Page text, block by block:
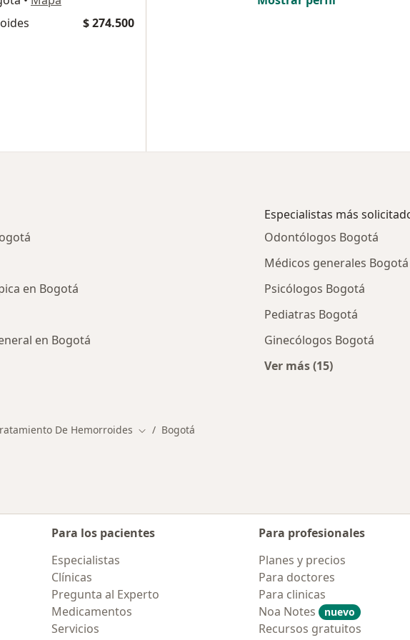
$ 274.500
en Bogotá
en Bogotá
Especialistas más
Odontólogos Bogotá
Médicos generales Bogotá
Psicólogos Bogotá
Pediatras Bogotá
Ginecólogos Bogotá
Ver más (15)
De Hemorroides Cambiar de ciudad
Bogotá
Para los pacientes
Especialistas
Clínicas
Pregunta al Experto
Medicamentos
Servicios
Para profesionales
Planes y precios
Para doctores
Para clinicas
Noa Notes
nuevo
Recursos gratuitos